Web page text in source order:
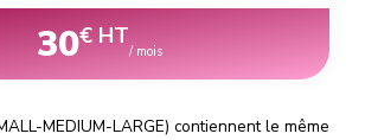
30€ HT
/ mois
MEDIUM-LARGE) contiennent le même